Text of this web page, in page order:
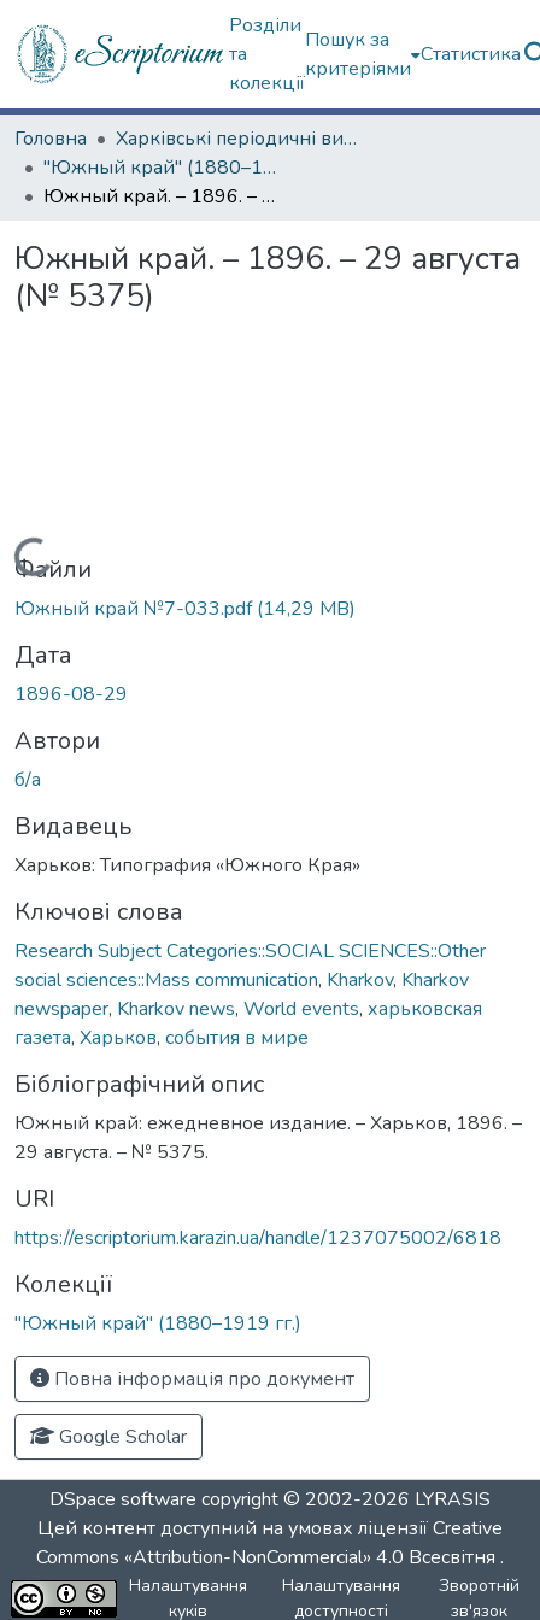
Розділи
та
колекції
Пошук за
критеріями
Статистика
Головна
Харківські періодичні видання
"Южный край" (1880–1919 гг.)
Южный край. – 1896. – 29 августа (№ 5375)
Южный край. – 1896. – 29 августа
(№ 5375)
Вантажиться...
Файли
Южный край №7-033.pdf(14,29 MB)
Дата
1896-08-29
Автори
б/а
Видавець
Харьков: Типография «Южного Края»
Ключові слова
Research Subject Categories::SOCIAL SCIENCES::Other
social sciences::Mass communication, Kharkov, Kharkov
newspaper, Kharkov news, World events, харьковская
газета, Харьков, события в мире
Бібліографічний опис
Южный край: ежедневное издание. – Харьков, 1896. –
29 августа. – № 5375.
URI
https://escriptorium.karazin.ua/handle/1237075002/6818
Колекції
"Южный край" (1880–1919 гг.)
Повна інформація про документ
Google Scholar
DSpace software copyright © 2002-2026 LYRASIS
Цей контент доступний на умовах ліцензіїCreative
Commons «Attribution-NonCommercial» 4.0 Всесвітня .
Налаштування
куків
Налаштування
доступності
Зворотній
зв'язок